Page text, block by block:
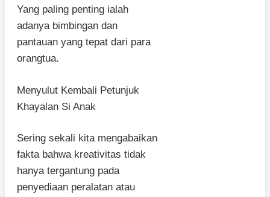
Yang paling penting ialah
adanya bimbingan dan
pantauan yang tepat dari para
orangtua.
Menyulut Kembali Petunjuk
Khayalan Si Anak
Sering sekali kita mengabaikan
fakta bahwa kreativitas tidak
hanya tergantung pada
penyediaan peralatan atau